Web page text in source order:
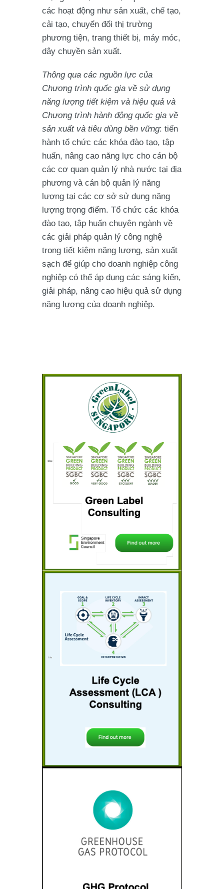
các hoạt động như sản xuất, chế tạo,
cải tạo, chuyển đổi thị trường
phương tiện, trang thiết bị, máy móc,
dây chuyền sản xuất.
Thông qua các nguồn lực của
Chương trình quốc gia về sử dụng
năng lượng tiết kiệm và hiệu quả và
Chương trình hành động quốc gia về
sản xuất và tiêu dùng bền vững: tiến
hành tổ chức các khóa đào tạo, tập
huấn, nâng cao năng lực cho cán bộ
các cơ quan quản lý nhà nước tại địa
phương và cán bộ quản lý năng
lượng tại các cơ sở sử dụng năng
lượng trọng điểm. Tổ chức các khóa
đào tạo, tập huấn chuyên ngành về
các giải pháp quản lý công nghệ
trong tiết kiệm năng lượng, sản xuất
sạch để giúp cho doanh nghiệp công
nghiệp có thể áp dụng các sáng kiến,
giải pháp, nâng cao hiệu quả sử dụng
năng lượng của doanh nghiệp.